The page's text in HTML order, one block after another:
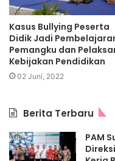
Kasus Bullying Peserta
Didik Jadi
Pemangku dan
Kebijakan Pendidikan
02 Juni, 2022
Berita Terbaru
PAM